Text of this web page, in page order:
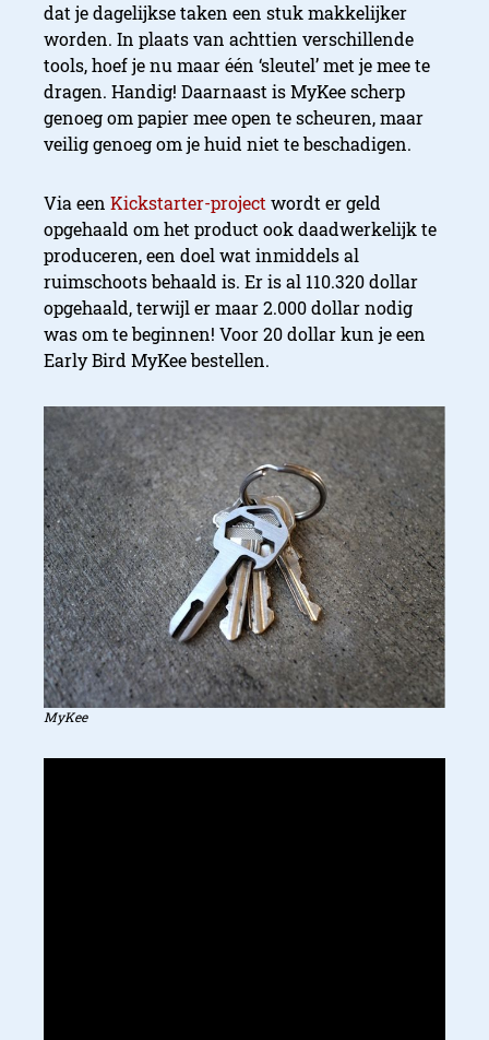
dat je dagelijkse taken een stuk makkelijker
worden. In plaats van achttien verschillende
tools, hoef je nu maar één ‘sleutel’ met je mee te
dragen. Handig! Daarnaast is MyKee scherp
genoeg om papier mee open te scheuren, maar
veilig genoeg om je huid niet te beschadigen.
Via een Kickstarter-project wordt er geld
opgehaald om het product ook daadwerkelijk te
produceren, een doel wat inmiddels al
ruimschoots behaald is. Er is al 110.320 dollar
opgehaald, terwijl er maar 2.000 dollar nodig
was om te beginnen! Voor 20 dollar kun je een
Early Bird MyKee bestellen.
MyKee